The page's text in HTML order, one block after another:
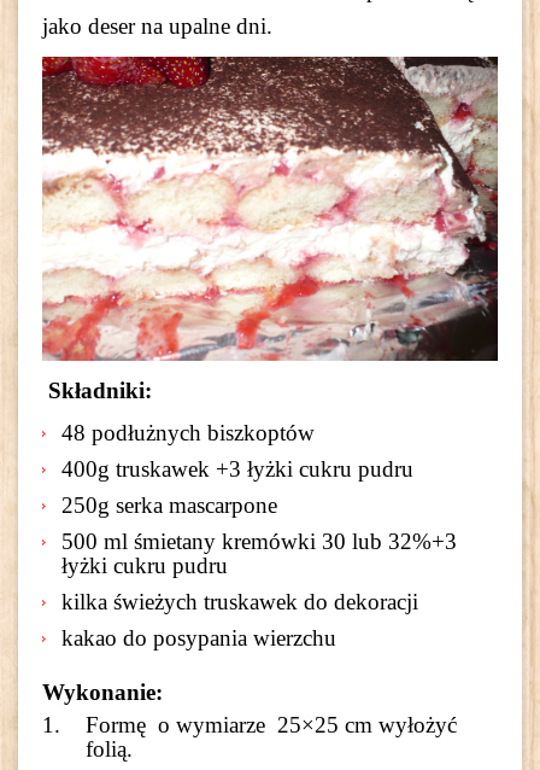
jako deser na upalne dni.
Składniki:
48 podłużnych biszkoptów
400g truskawek +3 łyżki cukru pudru
250g serka mascarpone
500 ml śmietany kremówki 30 lub 32%+3
łyżki cukru pudru
kilka świeżych truskawek do dekoracji
kakao do posypania wierzchu
Wykonanie:
Formę o wymiarze 25×25 cm wyłożyć
folią.